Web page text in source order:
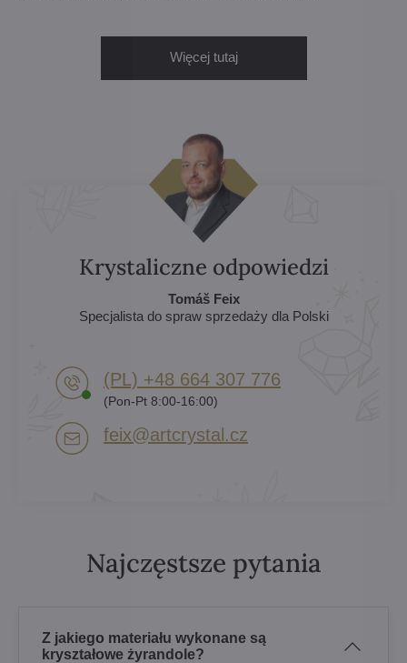
Więcej tutaj
Krystaliczne odpowiedzi
Tomáš Feix
Specjalista do spraw sprzedaży dla Polski
(PL) +48 664 307 776
(Pon-Pt 8:00-16:00)
feix​@artcrystal​.cz
Najczęstsze pytania
Z jakiego materiału wykonane są
kryształowe żyrandole?